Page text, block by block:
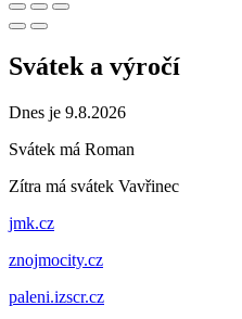
Svátek a výročí
Dnes je 9.8.2026
Svátek má Roman
Zítra má svátek Vavřinec
jmk.cz
znojmocity.cz
paleni.izscr.cz